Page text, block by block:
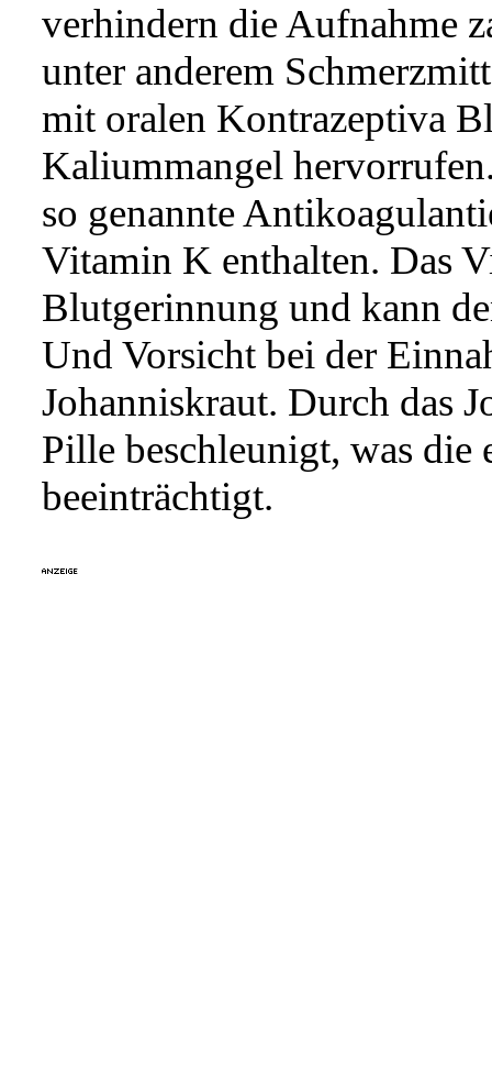
verhindern die Aufnahme
unter anderem
mit oralen Kontrazeptiva
Kaliummangel
so genannte
Vitamin K enthalten. Das
Blutgerinnung und kann
Und Vorsicht bei der
Johanniskraut. Durch das
Pille beschleunigt, was
beeinträchtigt.